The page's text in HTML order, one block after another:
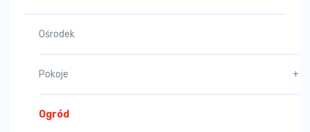
Ośrodek
Pokoje +
Ogród